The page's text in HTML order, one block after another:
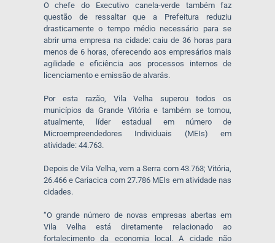
O chefe do Executivo canela-verde também faz
questão de ressaltar que a Prefeitura reduziu
drasticamente o tempo médio necessário para se
abrir uma empresa na cidade: caiu de 36 horas para
menos de 6 horas, oferecendo aos empresários mais
agilidade e eficiência aos processos internos de
licenciamento e emissão de alvarás.
Por esta razão, Vila Velha superou todos os
municípios da Grande Vitória e também se tornou,
atualmente, líder estadual em número de
Microempreendedores Individuais (MEIs) em
atividade: 44.763.
Depois de Vila Velha, vem a Serra com 43.763; Vitória,
26.466 e Cariacica com 27.786 MEIs em atividade nas
cidades.
“O grande número de novas empresas abertas em
Vila Velha está diretamente relacionado ao
fortalecimento da economia local. A cidade não